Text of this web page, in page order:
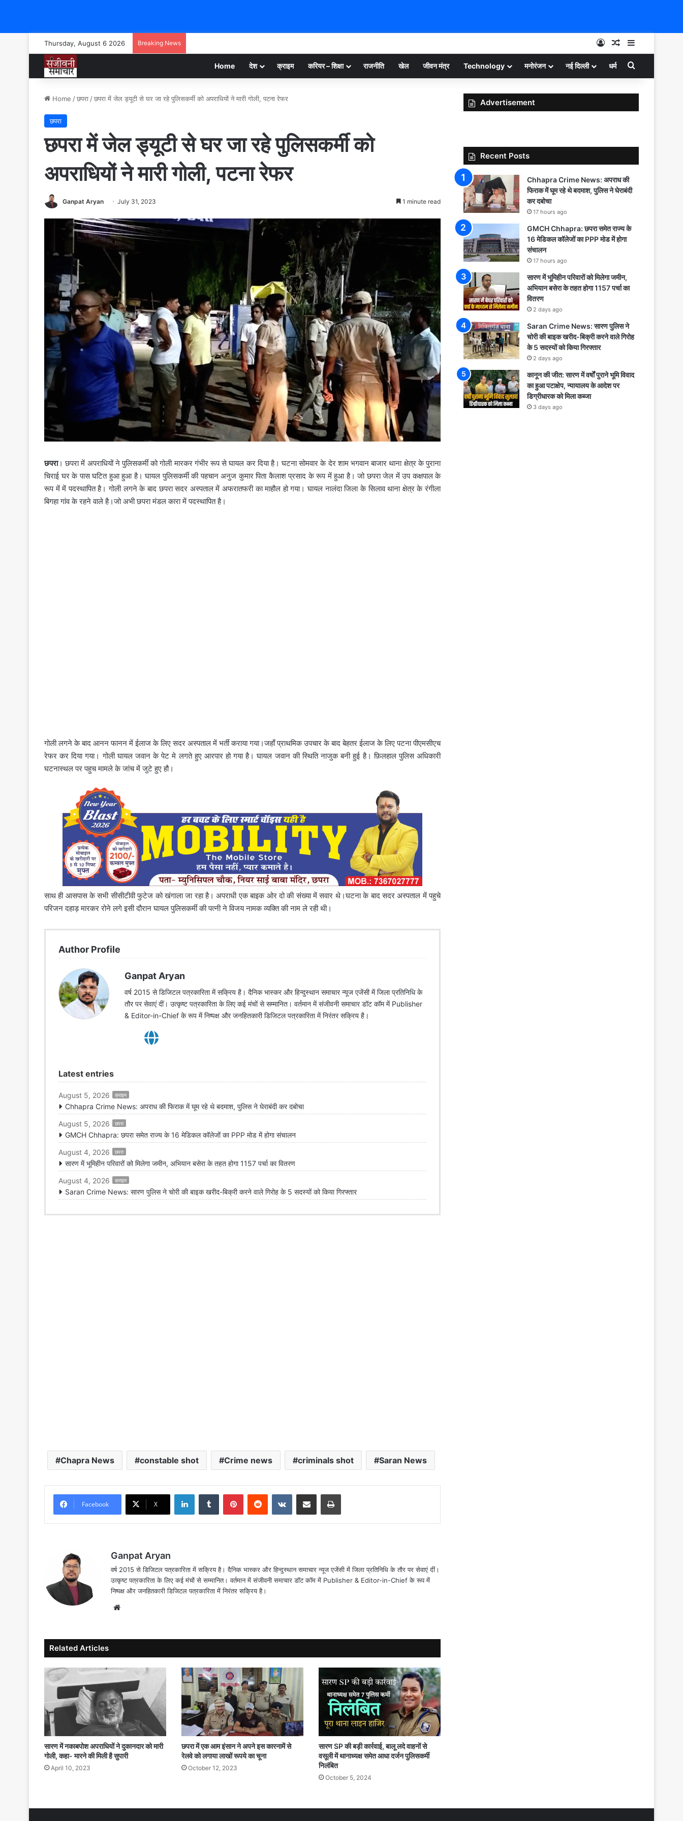
Thursday, August 6 2026 Breaking News Log InRandom Article
Sidebar
Home देश क्राइम करियर – शिक्षा राजनीति खेल जीवन मंत्र Technology मनोरंजन नई दिल्ली धर्म Search for
Home /छपरा /छपरा में जेल ड्यूटी से घर जा रहे पुलिसकर्मी को अपराधियों ने मारी गोली, पटना रेफर
छपरा
छपरा में जेल ड्यूटी से घर जा रहे पुलिसकर्मी को
अपराधियों ने मारी गोली, पटना रेफर
Ganpat Aryan July 31, 2023 1 minute read
छपरा। छपरा में अपराधियों ने पुलिसकर्मी को गोली मारकर गंभीर रूप से घायल कर दिया है। घटना सोमवार के देर शाम भगवान बाजार थाना क्षेत्र के पुराना
चिराई घर के पास घटित हुआ हुआ है। घायल पुलिसकर्मी की पहचान अनुज कुमार पिता कैलाश प्रसाद के रूप में हुआ है। जो छपरा जेल में उप कक्षपाल के
रूप में में पदस्थापित है। गोली लगने के बाद छपरा सदर अस्पताल में अफरातफरी का माहौल हो गया। घायल नालंदा जिला के सिलाव थाना क्षेत्र के रंगीला
बिगहा गांव के रहने वाले है।जो अभी छपरा मंडल कारा में पदस्थापित है।
गोली लगने के बाद आनन फानन में ईलाज के लिए सदर अस्पताल में भर्ती कराया गया।जहाँ प्राथमिक उपचार के बाद बेहतर ईलाज के लिए पटना पीएमसीएच
रेफर कर दिया गया। गोली घायल जवान के पेट मे लगते हुए आरपार हो गया है। घायल जवान की स्थिति नाजुक बनी हुई है। फ़िलहाल पुलिस अधिकारी
घटनास्थल पर पहुच मामले के जांच में जुटे हुए हौ।
साथ ही आसपास के सभी सीसीटीवी फुटेज को खंगाला जा रहा है। अपराधी एक बाइक ओर दो की संख्या में सवार थे।घटना के बाद सदर अस्पताल में पहुचे
परिजन दहाड़ मारकर रोने लगे इसी दौरान घायल पुलिसकर्मी की पत्नी ने विजय नामक व्यक्ति की नाम ले रही थी।
Author Profile
Ganpat Aryan
वर्ष 2015 से डिजिटल पत्रकारिता में सक्रिय है। दैनिक भास्कर और हिन्दुस्थान समाचार न्यूज एजेंसी में जिला प्रतिनिधि के
तौर पर सेवाएं दीं। उत्कृष्ट पत्रकारिता के लिए कई मंचों से सम्मानित। वर्तमान में संजीवनी समाचार डॉट कॉम में Publisher
& Editor-in-Chief के रूप में निष्पक्ष और जनहितकारी डिजिटल पत्रकारिता में निरंतर सक्रिय है।
Latest entries
August 5, 2026 क्राइम
Chhapra Crime News: अपराध की फिराक में घूम रहे थे बदमाश, पुलिस ने घेराबंदी कर दबोचा
August 5, 2026
छपरा
GMCH Chhapra: छपरा समेत राज्य के 16 मेडिकल कॉलेजों का PPP मोड में होगा संचालन
August 4, 2026
छपरा
सारण में भूमिहीन परिवारों को मिलेगा जमीन, अभियान बसेरा के तहत होगा 1157 पर्चा का वितरण
August 4, 2026
क्राइम
Saran Crime News: सारण पुलिस ने चोरी की बाइक खरीद-बिक्री करने वाले गिरोह के 5 सदस्यों को किया गिरफ्तार
Chapra News constable shot Crime news criminals shot Saran News
Facebook X
LinkedInTumblr PinterestReddit VKontakteShare via Email Print
Ganpat Aryan
वर्ष 2015 से डिजिटल पत्रकारिता में सक्रिय है। दैनिक भास्कर और हिन्दुस्थान समाचार न्यूज एजेंसी में जिला प्रतिनिधि के तौर पर सेवाएं दीं।
उत्कृष्ट पत्रकारिता के लिए कई मंचों से सम्मानित। वर्तमान में संजीवनी समाचार डॉट कॉम में Publisher & Editor-in-Chief के रूप में
निष्पक्ष और जनहितकारी डिजिटल पत्रकारिता में निरंतर सक्रिय है।
Related Articles
सारण में नकाबपोश अपराधियों ने दुकानदार को मारी
गोली, कहा- मारने की मिली है सुपारी
April 10, 2023
छपरा में एक आम इंसान ने अपने इस कारनामें से
रेलवे को लगाया लाखों रूपये का चूना
October 12, 2023
सारण SP की बड़ी कार्रवाई, बालू लदे वाहनों से
वसूली में थानाध्यक्ष समेत आधा दर्जन पुलिसकर्मी
निलंबित
October 5, 2024
Advertisement
Recent Posts
Chhapra Crime News: अपराध की
फिराक में घूम रहे थे बदमाश, पुलिस ने घेराबंदी
कर दबोचा
17 hours ago
GMCH Chhapra: छपरा समेत राज्य के
16 मेडिकल कॉलेजों का PPP मोड में होगा
संचालन
17 hours ago
सारण में भूमिहीन परिवारों को मिलेगा जमीन,
अभियान बसेरा के तहत होगा 1157 पर्चा का
वितरण
2 days ago
Saran Crime News: सारण पुलिस ने
चोरी की बाइक खरीद-बिक्री करने वाले गिरोह
के 5 सदस्यों को किया गिरफ्तार
2 days ago
कानून की जीत: सारण में वर्षों पुराने भूमि विवाद
का हुआ पटाक्षेप, न्यायालय के आदेश पर
डिग्रीधारक को मिला कब्जा
3 days ago